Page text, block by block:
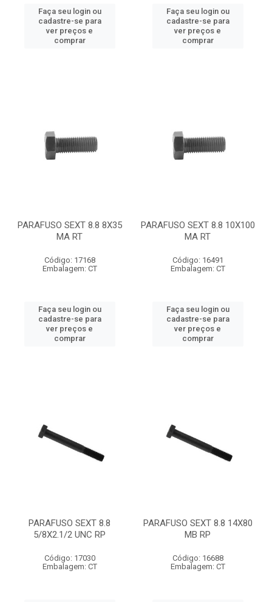
Faça seu login ou
cadastre-se para
ver preços e
comprar
Faça seu login ou
cadastre-se para
ver preços e
comprar
PARAFUSO SEXT 8.8 8X35
MA RT
Código: 17168
Embalagem: CT
Faça seu login ou
cadastre-se para
ver preços e
comprar
PARAFUSO SEXT 8.8 10X100
MA RT
Código: 16491
Embalagem: CT
Faça seu login ou
cadastre-se para
ver preços e
comprar
PARAFUSO SEXT 8.8
5/8X2.1/2 UNC RP
Código: 17030
Embalagem: CT
PARAFUSO SEXT 8.8 14X80
MB RP
Código: 16688
Embalagem: CT